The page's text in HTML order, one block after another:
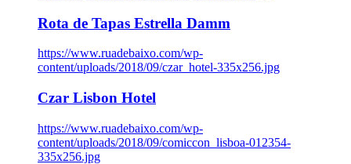
Rota de Tapas Estrella Damm
https://www.ruadebaixo.com/wp-
content/uploads/2018/09/czar_hotel-335x256.jpg
Czar Lisbon Hotel
https://www.ruadebaixo.com/wp-
content/uploads/2018/09/comiccon_lisboa-012354-
335x256.jpg